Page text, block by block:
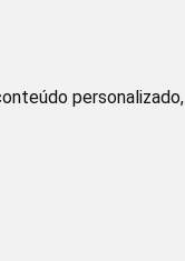
personalizado,